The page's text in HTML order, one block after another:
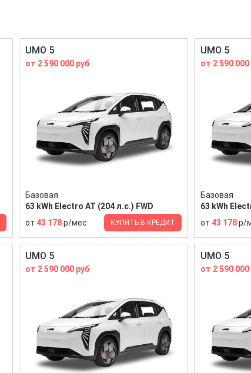
UMO 5
от 2 590 000 руб
Базовая
63 kWh Electro AT (204 л.с.) FWD
от 43 178р/мес КУПИТЬ В КРЕДИТ
UMO 5
от 2 590 000
Базовая
63 kWh
от 43 178р/
UMO 5
от 2 590 000 руб
UMO 5
от 2 590 000